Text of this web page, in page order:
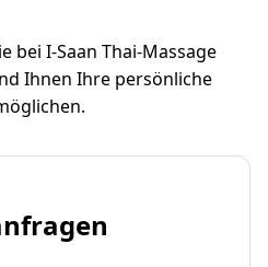
bei I-Saan Thai-Massage
Ihnen Ihre persönliche